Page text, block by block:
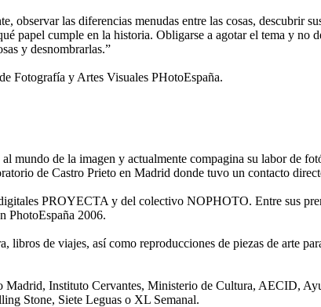
observar las diferencias menudas entre las cosas, descubrir
papel cumple en la historia. Obligarse a agotar el tema y no
y desnombrarlas.”
Fotografía y Artes Visuales PHotoEspaña.
mundo de la imagen y actualmente compagina su labor de
de Castro Prieto en Madrid donde tuvo un contacto
PROYECTA y del colectivo NOPHOTO. Entre sus
PhotoEspaña 2006.
de viajes, así como reproducciones de piezas de arte
Instituto Cervantes, Ministerio de Cultura, AECID,
Stone, Siete Leguas o XL Semanal.